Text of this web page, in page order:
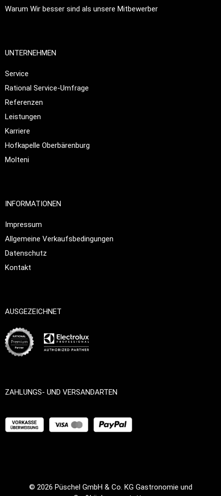
Warum Wir besser sind als unsere Mitbewerber
UNTERNEHMEN
Service
Rational Service-Umfrage
Referenzen
Leistungen
Karriere
Hofkapelle Oberbärenburg
Molteni
INFORMATIONEN
Impressum
Allgemeine Verkaufsbedingungen
Datenschutz
Kontakt
AUSGEZEICHNET
ZAHLUNGS- UND VERSANDARTEN
© 2026 Püschel GmbH & Co. KG Gastronomie und